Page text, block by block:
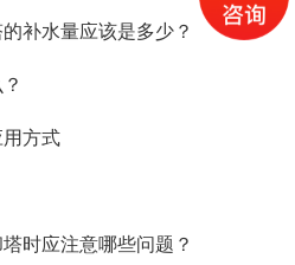
补水量应该是多少？
方式
时应注意哪些问题？